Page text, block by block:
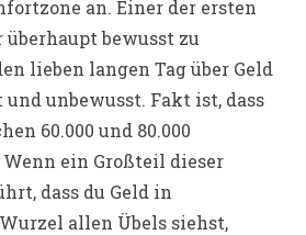
an. Einer der ersten
bewusst zu
lieben langen Tag über Geld
unbewusst. Fakt ist, dass
60.000 und 80.000
Wenn ein Großteil dieser
dass du Geld in
allen Übels siehst,